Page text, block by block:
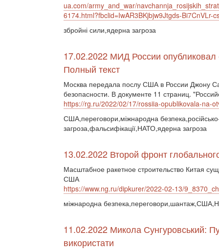
ua.com/army_and_war/
6174.html?fbclid=IwAR3BKjbjw9Jtgds-Bi7CnVLr-
збройні сили,ядерна загроза
17.02.2022 МИД России опубликовал
Полный текст
Москва передала послу США в России Джону
безопасности. В документе 11 страниц.
https://rg.ru/2022/02/17/rossiia-opublikovala-na-
США,переговори,міжнародна безпека,російсько-
загроза,фальсифікації,НАТО,ядерна загроза
13.02.2022 Второй фронт
Масштабное ракетное строительство Китая
США
https://www.ng.ru/dipkurer/2022-02-13/
міжнародна
11.02.2022 Микола Сунгуровський:
використати